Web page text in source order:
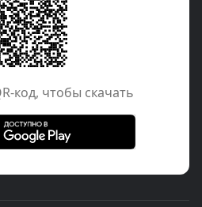
код, чтобы скачать